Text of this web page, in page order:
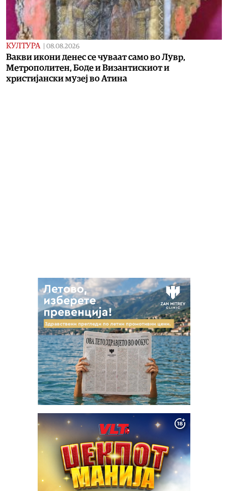
КУЛТУРА 08.08.2026
Вакви икони денес се чуваат само во Лувр,
Метрополитен, Боде и Византискиот и
христијански музеј во Атина